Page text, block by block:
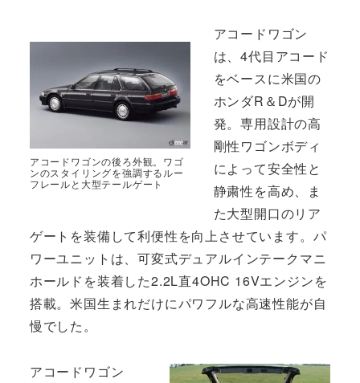
アコードワゴンの後ろ外観。ワゴ
ンのスタイリングを強調するルー
フレールと大型テールゲート
アコードワゴン
は、4代目アコード
をベースに米国の
ホンダR＆Dが開
発。専用設計の高
剛性ワゴンボディ
によって安全性と
静粛性を高め、ま
た大型開口のリア
ゲートを装備して利便性を向上させています。パ
ワーユニットは、可変式デュアルインテークマニ
ホールドを装着した2.2L直4OHC 16Vエンジンを
搭載。米国生まれだけにパワフルな高速性能が自
慢でした。
アコードワゴン